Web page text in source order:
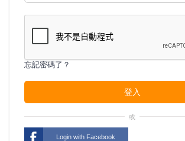
忘記密碼了？
登入
或
Login with Facebook